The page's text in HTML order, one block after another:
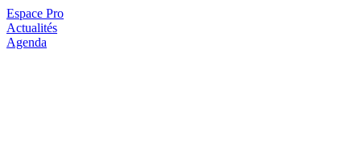
Espace Pro
Actualités
Agenda